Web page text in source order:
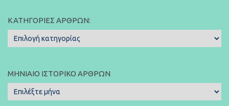
ΚΑΤΗΓΟΡΊΕΣ ΆΡΘΡΩΝ:
Κατηγορίες
Άρθρων:
ΜΗΝΙΑΊΟ ΙΣΤΟΡΙΚΌ ΆΡΘΡΩΝ
Μηνιαίο
Ιστορικό